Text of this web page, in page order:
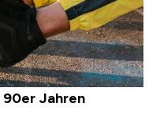
Jahren